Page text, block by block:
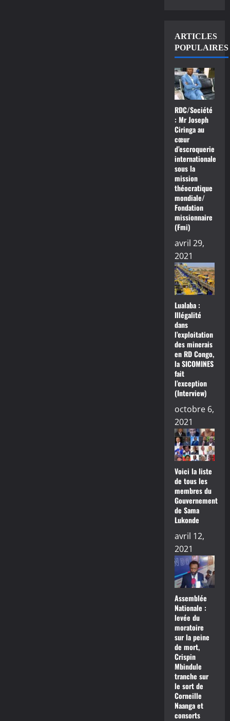
ARTICLES
POPULAIRES
RDC/Société
: Mr Joseph
Ciringa au
cœur
d’escroquerie
internationale
sous la
mission
théocratique
mondiale/
Fondation
missionnaire
(Fmi)
avril 29,
2021
Lualaba :
Illégalité
dans
l’exploitation
des minerais
en RD Congo,
la SICOMINES
fait
l’exception
(Interview)
octobre 6,
2021
Voici la liste
de tous les
membres du
Gouvernement
de Sama
Lukonde
avril 12,
2021
Assemblée
Nationale :
levée du
moratoire
sur la peine
de mort,
Crispin
Mbindule
tranche sur
le sort de
Corneille
Naanga et
consorts